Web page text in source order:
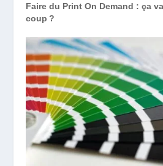
Faire du Print On Demand : ça
coup ?